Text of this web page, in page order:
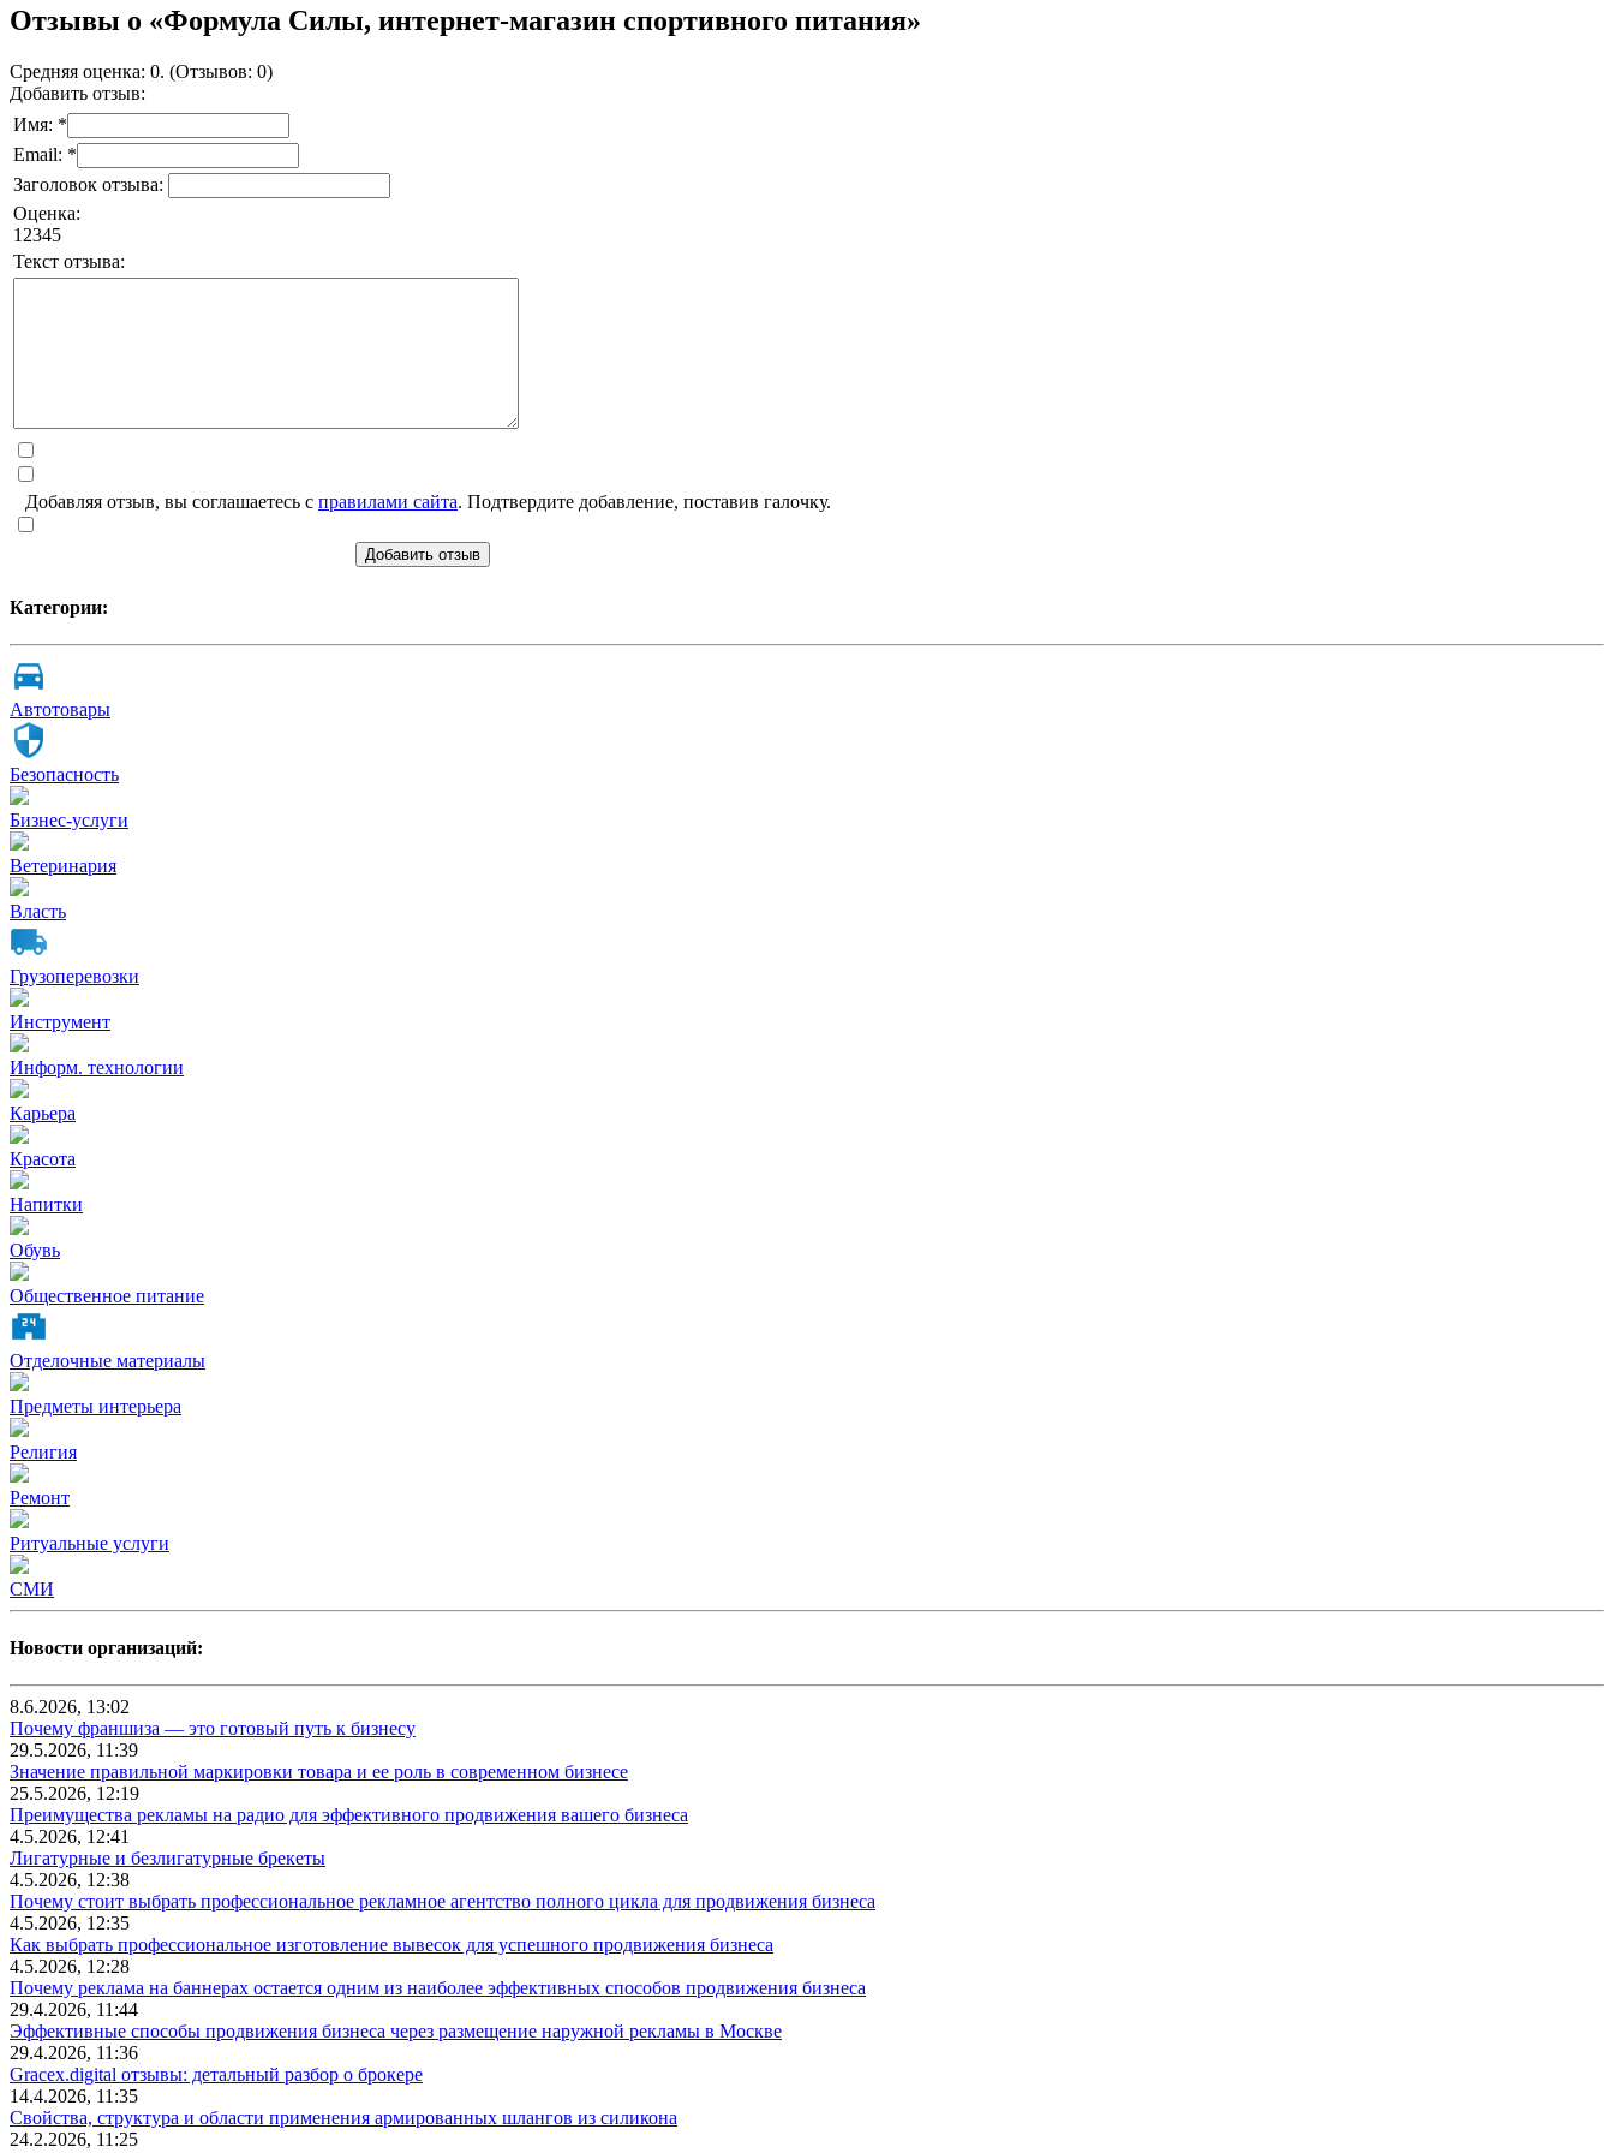
Отзывы о «Формула Силы, интернет-магазин спортивного питания»
Средняя оценка: 0. (Отзывов: 0)
Добавить отзыв:
Имя: *
Email: *
Заголовок отзыва:
Оценка:
1 2345
Текст отзыва:
Добавляя отзыв, вы соглашаетесь с правилами сайта. Подтвердите добавление, поставив галочку.
Добавить отзыв
Категории:
Автотовары
Безопасность
Бизнес-услуги
Ветеринария
Власть
Грузоперевозки
Инструмент
Информ. технологии
Карьера
Красота
Напитки
Обувь
Общественное питание
Отделочные материалы
Предметы интерьера
Религия
Ремонт
Ритуальные услуги
СМИ
Новости организаций:
8.6.2026, 13:02
Почему франшиза — это готовый путь к бизнесу
29.5.2026, 11:39
Значение правильной маркировки товара и ее роль в современном бизнесе
25.5.2026, 12:19
Преимущества рекламы на радио для эффективного продвижения вашего бизнеса
4.5.2026, 12:41
Лигатурные и безлигатурные брекеты
4.5.2026, 12:38
Почему стоит выбрать профессиональное рекламное агентство полного цикла для продвижения бизнеса
4.5.2026, 12:35
Как выбрать профессиональное изготовление вывесок для успешного продвижения бизнеса
4.5.2026, 12:28
Почему реклама на баннерах остается одним из наиболее эффективных способов продвижения бизнеса
29.4.2026, 11:44
Эффективные способы продвижения бизнеса через размещение наружной рекламы в Москве
29.4.2026, 11:36
Gracex.digital отзывы: детальный разбор о брокере
14.4.2026, 11:35
Свойства, структура и области применения армированных шлангов из силикона
24.2.2026, 11:25